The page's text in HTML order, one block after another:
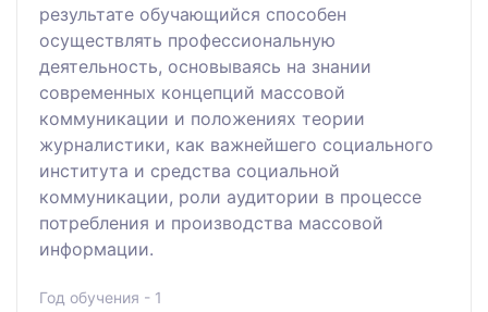
результате обучающийся способен
осуществлять профессиональную
деятельность, основываясь на знании
современных концепций массовой
коммуникации и положениях теории
журналистики, как важнейшего социального
института и средства социальной
коммуникации, роли аудитории в процессе
потребления и производства массовой
информации.
Год обучения - 1